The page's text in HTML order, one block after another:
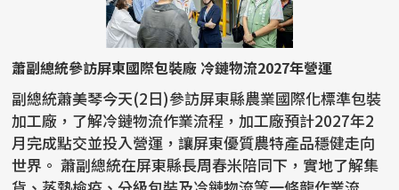
蕭副總統參訪屏東國際包裝廠 冷鏈物流2027年營運
副總統蕭美琴今天(2日)參訪屏東縣農業國際化標準包裝
加工廠，了解冷鏈物流作業流程，加工廠預計2027年2
月完成點交並投入營運，讓屏東優質農特產品穩健走向
世界。 蕭副總統在屏東縣長周春米陪同下，實地了解集